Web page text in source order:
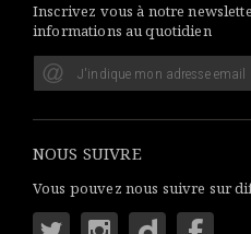
Inscrivez vous à notre
informations au quotidien
NOUS SUIVRE
Vous pouvez nous suivre sur